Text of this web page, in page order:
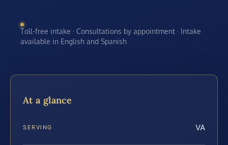
Toll-free intake · Consultations by appointment · Intake
available in English and Spanish
At a glance
SERVING VA